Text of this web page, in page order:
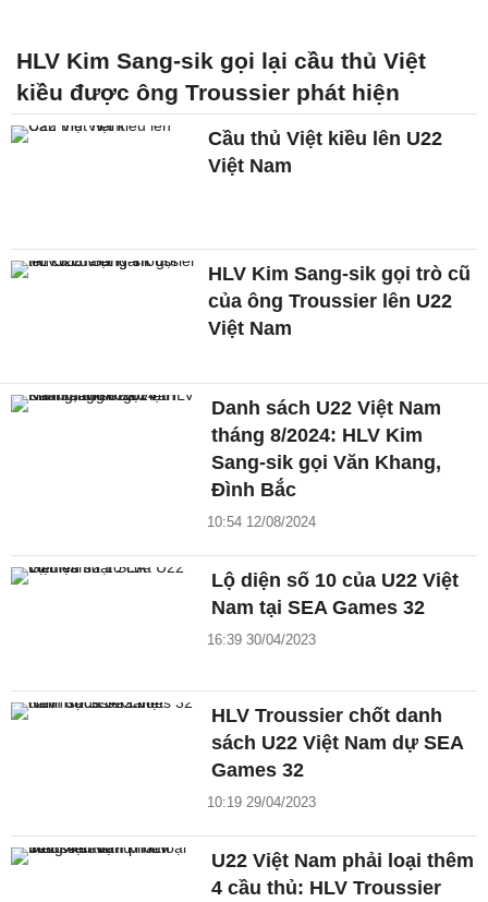
HLV Kim Sang-sik gọi lại cầu thủ Việt
kiều được ông Troussier phát hiện
Cầu thủ Việt kiều lên U22
Việt Nam
HLV Kim Sang-sik gọi trò cũ
của ông Troussier lên U22
Việt Nam
Danh sách U22 Việt Nam
tháng 8/2024: HLV Kim
Sang-sik gọi Văn Khang,
Đình Bắc
10:54 12/08/2024
Lộ diện số 10 của U22 Việt
Nam tại SEA Games 32
16:39 30/04/2023
HLV Troussier chốt danh
sách U22 Việt Nam dự SEA
Games 32
10:19 29/04/2023
U22 Việt Nam phải loại thêm
4 cầu thủ: HLV Troussier